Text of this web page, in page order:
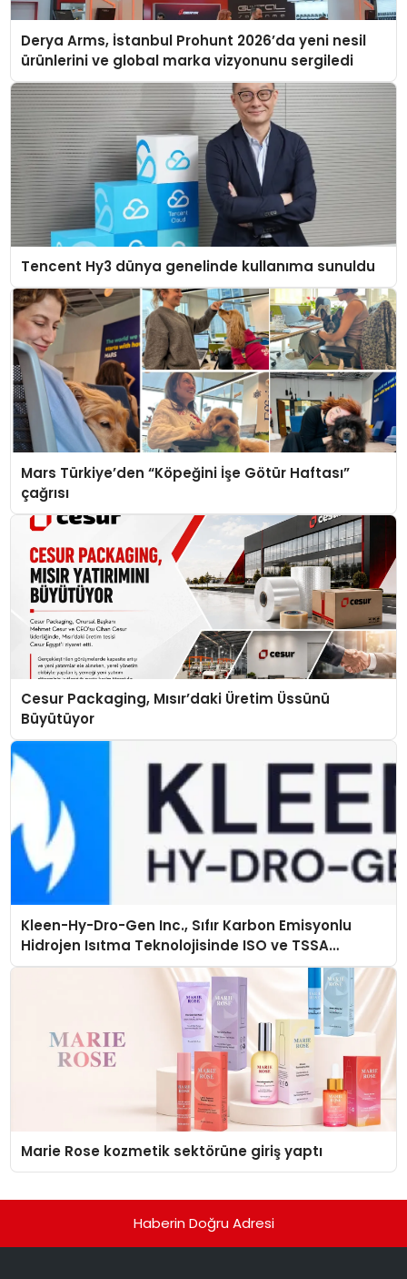
Derya Arms, İstanbul Prohunt 2026’da yeni nesil
ürünlerini ve global marka vizyonunu sergiledi
Tencent Hy3 dünya genelinde kullanıma sunuldu
Mars Türkiye’den “Köpeğini İşe Götür Haftası”
çağrısı
Cesur Packaging, Mısır’daki Üretim Üssünü
Büyütüyor
Kleen-Hy-Dro-Gen Inc., Sıfır Karbon Emisyonlu
Hidrojen Isıtma Teknolojisinde ISO ve TSSA
Düzenleyici Onaylarını Aldı
Marie Rose kozmetik sektörüne giriş yaptı
Haberin Doğru Adresi